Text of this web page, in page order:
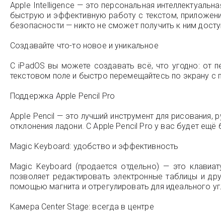
Apple Intelligence — это персональная
быструю и эффективную работу с текстом,
безопасности — никто не сможет получить к ним
Создавайте что-то новое и уникальное
С iPadOS вы можете создавать всё, что угодно: от
текстовом поле и быстро перемещайтесь по экрану
Поддержка Apple Pencil Pro
Apple Pencil — это лучший инструмент для рисования,
отклонения ладони. С Apple Pencil Pro у вас будет
Magic Keyboard: удобство и эффективность
Magic Keyboard (продается отдельно) — это
позволяет редактировать электронные таблицы и
помощью магнита и отрегулировать для идеального
Камера Center Stage: всегда в центре